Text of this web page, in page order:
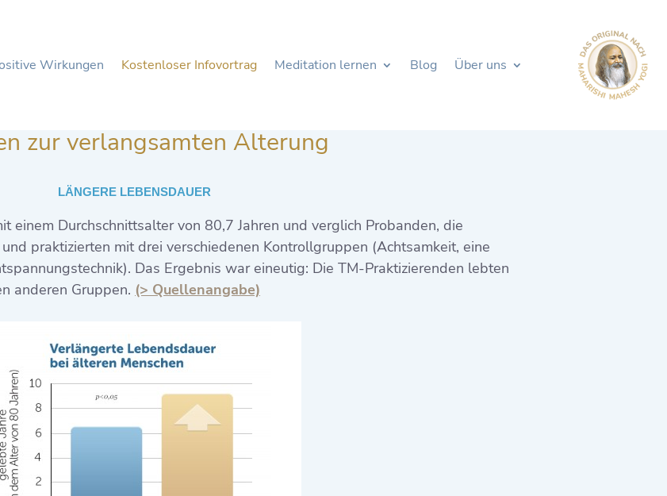
Wirkungen Kostenloser Infovortrag Meditation lernen Blog Über uns
zur verlangsamten Alterung
LÄNGERE LEBENSDAUER
einem Durchschnittsalter von 80,7 Jahren und verglich Probanden, die
praktizierten mit drei verschiedenen Kontrollgruppen (Achtsamkeit, eine
Das Ergebnis war eineutig: Die TM-Praktizierenden lebten
anderen Gruppen. (> Quellenangabe)